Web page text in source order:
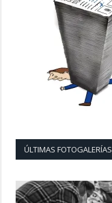
ÚLTIMAS FOTOGALERÍAS